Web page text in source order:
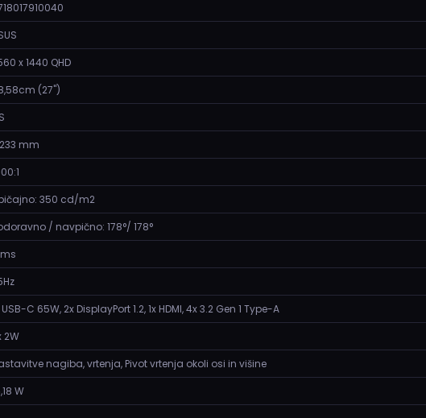
x 1440 QHD
(27")
mm
350 cd/m2
/ navpično: 178°/ 178°
USB-C 65W, 2x DisplayPort 1.2, 1x HDMI, 4x 3.2 Gen 1 Type-A
2W
nagiba, vrtenja, Pivot vrtenja okoli osi in višine
W